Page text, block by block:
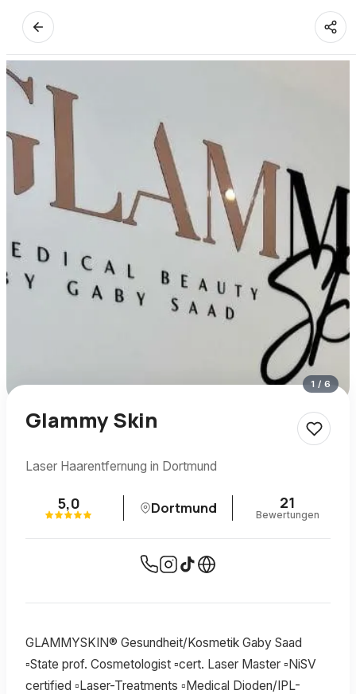
1 / 6
Glammy Skin
Laser Haarentfernung in Dortmund
5,0 Dortmund 21
Bewertungen
GLAMMYSKIN® Gesundheit/Kosmetik Gaby Saad
▫️State prof. Cosmetologist ▫️cert. Laser Master ▫️NiSV
certified ▫️Laser-Treatments ▫️Medical Dioden/IPL-